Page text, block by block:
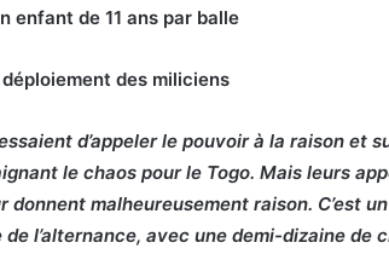
enfant de 11 ans par balle
des miliciens
d’appeler le pouvoir à la raison et
le chaos pour le Togo. Mais leurs
malheureusement raison. C’est
l’alternance, avec une demi-dizaine de